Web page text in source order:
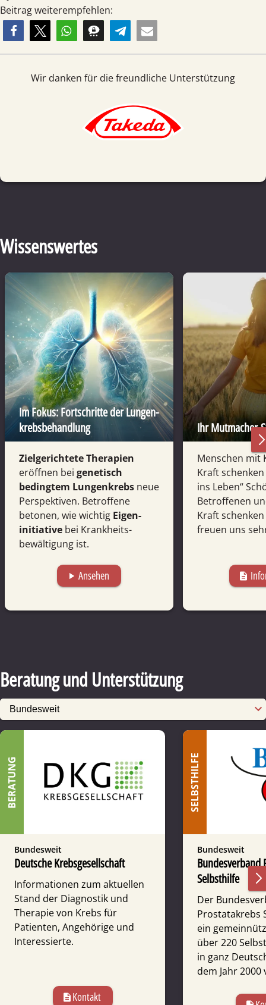
Beitrag weiterempfehlen:
Wir danken für die freundliche Unterstützung
Wissenswertes
Im Fokus: Fortschritte der Lungen­
krebs­behandlung
Ziel­gerich­tete Therapien
eröffnen bei gene­tisch
beding­tem Lungen­krebs neue
Perspek­tiven. Betrof­fene
betonen, wie wichtig Eigen­
initiative bei Krank­heits­
bewältigung ist.
play_arrow Ansehen
Ihr Mutmacher-
Menschen mit
Kraft
ins Leben“
Betroffenen
Kraft
freuen uns
description
Beratung und Unterstützung
BERATUNG
Bundesweit
Deutsche Krebsgesellschaft
Informationen zum aktuellen
Stand der Diagnostik und
Therapie von Krebs für
Patienten, Angehörige und
Interessierte.
description Kontakt
SELBSTHILFE
Bundesweit
Bundes­verband
Selbsthilfe
Der
Prostatakrebs
ein
über 220
in ganz
dem Jahr 2000